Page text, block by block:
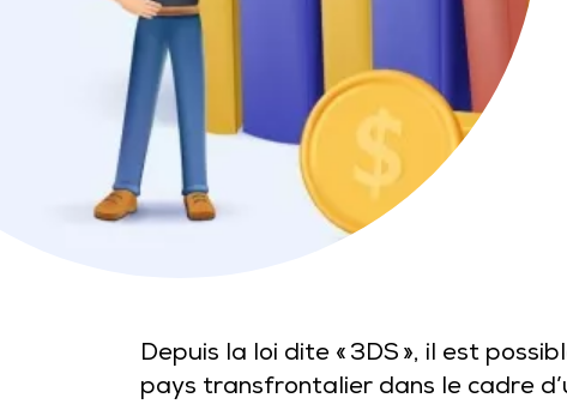
Depuis la loi dite « 3DS », il est
pays transfrontalier dans le cadre